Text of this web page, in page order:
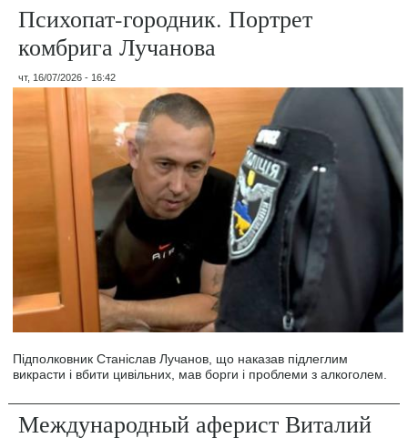
Психопат-городник. Портрет
комбрига Лучанова
чт, 16/07/2026 - 16:42
Підполковник Станіслав Лучанов, що наказав підлеглим
викрасти і вбити цивільних, мав борги і проблеми з алкоголем.
Международный аферист Виталий